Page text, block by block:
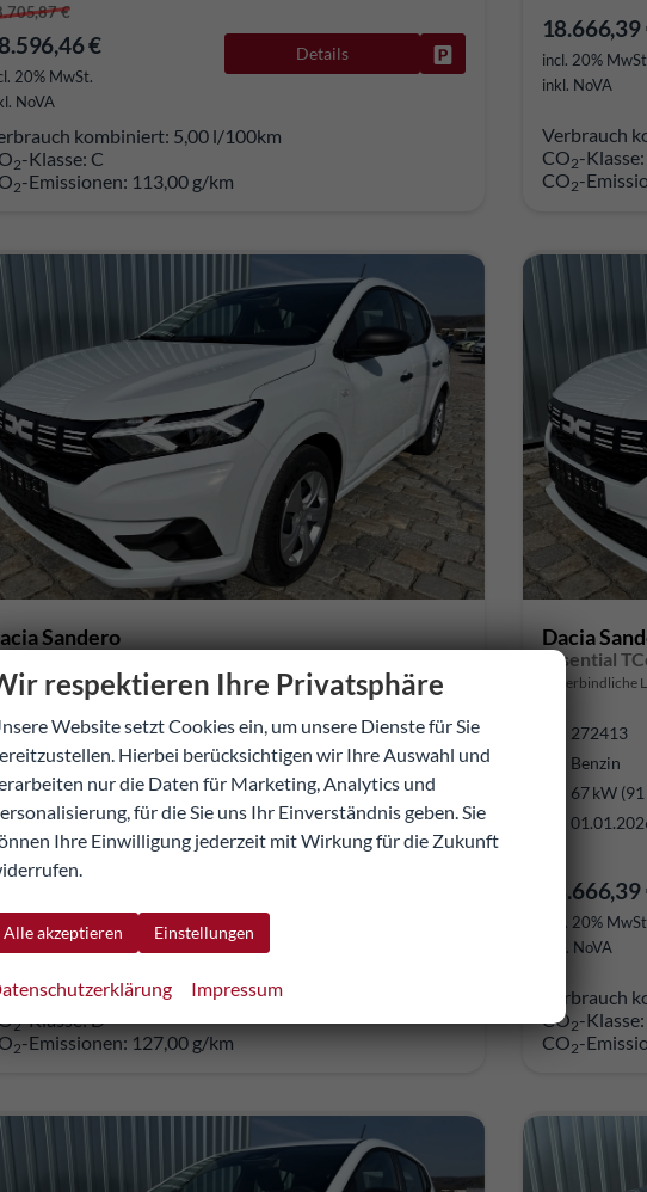
€
€
20% MwSt.
NoVA
Details Fahrzeug parken
kombiniert: 5,00 l/100km
2-Klasse: C
2-Emissionen: 113,00 g/km
18.666,39
incl. 20%
inkl. NoVA
Verbrauch
CO2-Klasse:
CO2-
Sandero
Lieferzeit: sofort Neuwagen mit Tageszulassung
272412
Schalt. 5-Gang
Benzin
Weiß
67 kW (91 PS)
10 km
01.01.2026
20% MwSt.
NoVA
kombiniert: 5,60 l/100km
2-Klasse:D
2-Emissionen: 127,00 g/km
Dacia
unverbindliche
272413
Benzin
67 kW (91
18.666,39
incl. 20%
inkl. NoVA
Verbrauch
CO2-Klasse:
CO2-
respektieren Ihre Privatsphäre
Website setzt Cookies ein, um unsere Dienste für Sie
Hierbei berücksichtigen wir Ihre Auswahl und
nur die Daten für Marketing, Analytics und
für die Sie uns Ihr Einverständnis geben. Sie
Ihre Einwilligung jederzeit mit Wirkung für die Zukunft
Alle akzeptieren Einstellungen
Impressum